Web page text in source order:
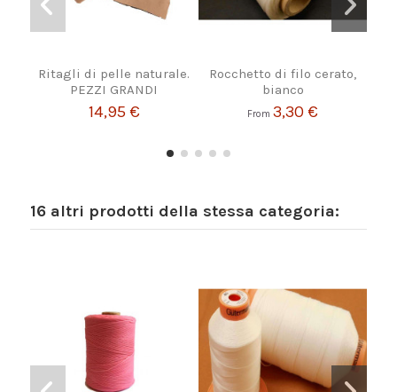
Ritagli di pelle naturale.
PEZZI GRANDI
14,95 €
Rocchetto di filo cerato,
bianco
From3,30 €
16 altri prodotti della stessa categoria: